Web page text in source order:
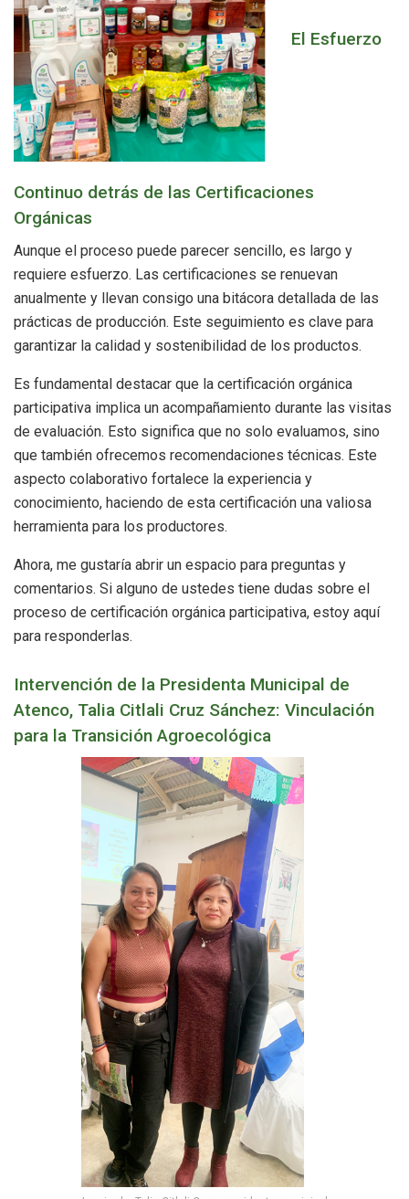
El Esfuerzo
Continuo detrás de las Certificaciones
Orgánicas
Aunque el proceso puede parecer sencillo, es largo y
requiere esfuerzo. Las certificaciones se renuevan
anualmente y llevan consigo una bitácora detallada de las
prácticas de producción. Este seguimiento es clave para
garantizar la calidad y sostenibilidad de los productos.
Es fundamental destacar que la certificación orgánica
participativa implica un acompañamiento durante las visitas
de evaluación. Esto significa que no solo evaluamos, sino
que también ofrecemos recomendaciones técnicas. Este
aspecto colaborativo fortalece la experiencia y
conocimiento, haciendo de esta certificación una valiosa
herramienta para los productores.
Ahora, me gustaría abrir un espacio para preguntas y
comentarios. Si alguno de ustedes tiene dudas sobre el
proceso de certificación orgánica participativa, estoy aquí
para responderlas.
Intervención de la Presidenta Municipal de
Atenco, Talia Citlali Cruz Sánchez: Vinculación
para la Transición Agroecológica